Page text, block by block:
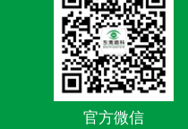
官方微信